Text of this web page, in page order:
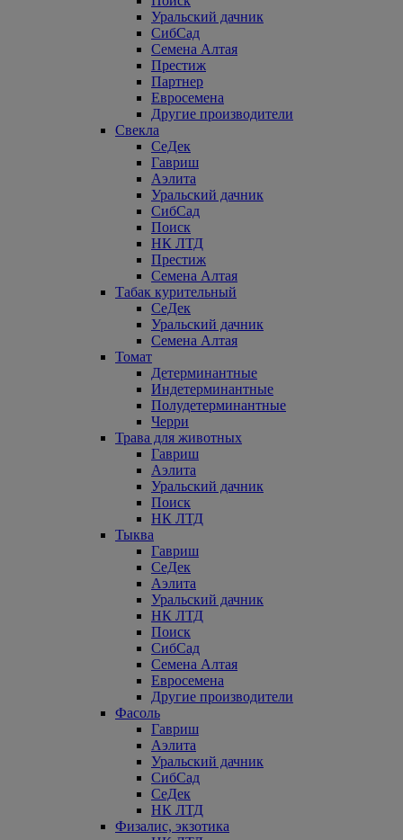
Уральский дачник
СибСад
Семена Алтая
Престиж
Партнер
Евросемена
Другие производители
Свекла
СеДек
Гавриш
Аэлита
Уральский дачник
СибСад
Поиск
НК ЛТД
Престиж
Семена Алтая
Табак курительный
СеДек
Уральский дачник
Семена Алтая
Томат
Детерминантные
Индетерминантные
Полудетерминантные
Черри
Трава для животных
Гавриш
Аэлита
Уральский дачник
Поиск
НК ЛТД
Тыква
Гавриш
СеДек
Аэлита
Уральский дачник
НК ЛТД
Поиск
СибСад
Семена Алтая
Евросемена
Другие производители
Фасоль
Гавриш
Аэлита
Уральский дачник
СибСад
СеДек
НК ЛТД
Физалис, экзотика